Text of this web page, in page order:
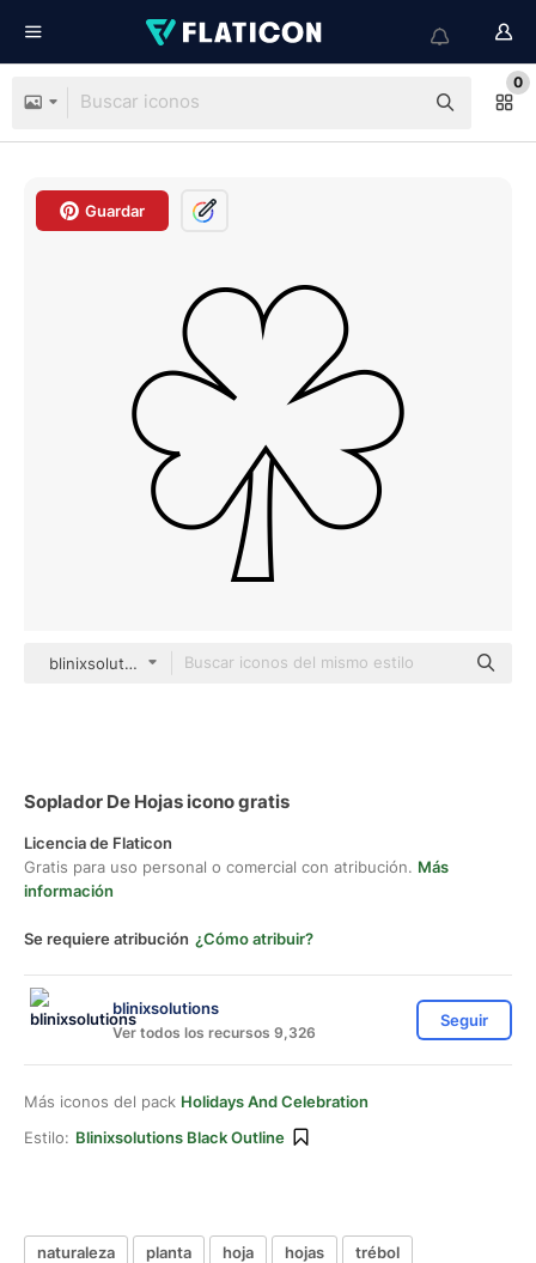
0
Guardar
blinixsolutions black outline
Soplador De Hojas icono gratis
Licencia de Flaticon
Gratis para uso personal o comercial con atribución. Más
información
Se requiere atribución ¿Cómo atribuir?
blinixsolutions
Ver todos los recursos 9,326
Seguir
Más iconos del pack Holidays And Celebration
Estilo: Blinixsolutions Black Outline
naturaleza planta hoja hojas
trébol